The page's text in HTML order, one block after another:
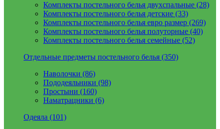
Комплекты постельного белья двухспальные (28)
Комплекты постельного белья детские (33)
Комплекты постельного белья евро размер (269)
Комплекты постельного белья полуторные (40)
Комплекты постельного белья семейные (52)
Отдельные предметы постельного белья (350)
Наволочки (86)
Пододеяльники (98)
Простыни (160)
Наматрацники (6)
Одеяла (101)